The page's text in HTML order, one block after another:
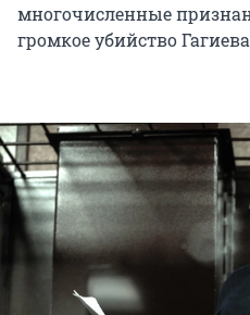
многочисленные
громкое убийство